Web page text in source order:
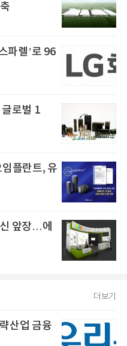
파렐’로 96
로벌 1
플란트, 유
앞장…에
더보기
산업 금융